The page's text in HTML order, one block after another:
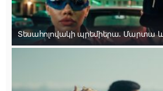
Տեսահոլովակի պրեմիերա․ Մարտա և